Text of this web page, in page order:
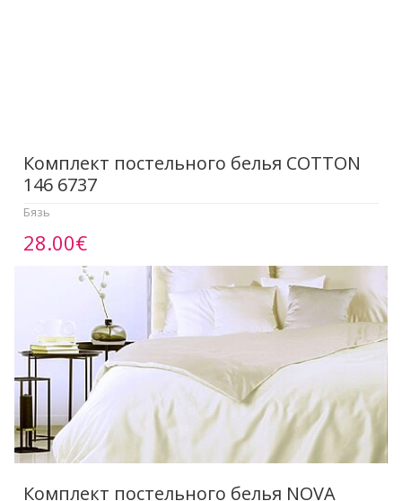
Комплект постельного белья COTTON
146 6737
Бязь
28.00€
Комплект постельного белья NOVA